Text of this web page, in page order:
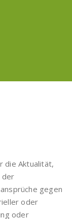
die Aktualität,
der
gegen
oder
oder